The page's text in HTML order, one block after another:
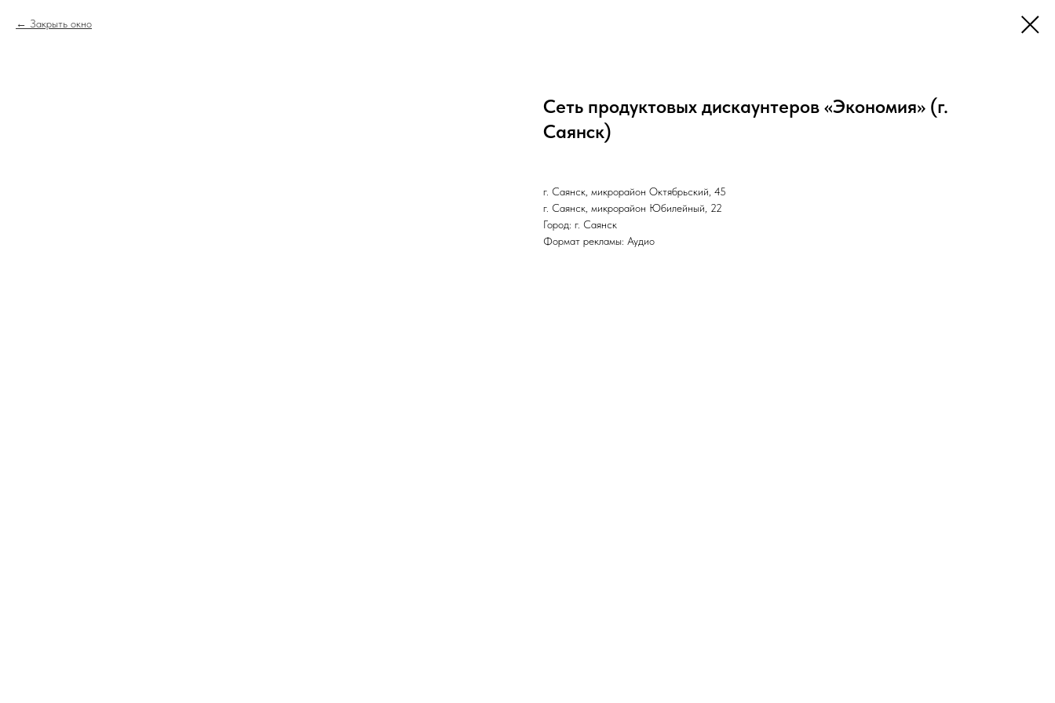
Закрыть окно
Сеть продуктовых дискаунтеров «Экономия» (г.
Саянск)
г. Саянск, микрорайон Октябрьский, 45
г. Саянск, микрорайон Юбилейный, 22
Город: г. Саянск
Формат рекламы: Аудио